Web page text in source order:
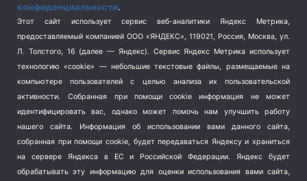
Спорт (740)
Терроризм (1)
Транспорт (262)
Туризм (178)
Флот (76)
Школа и спорт (2)
Экология (8)
Экономика (1172)
конфиденциальности.
Этот сайт использует сервис веб-аналитики Яндекс Метрика,
предоставляемый компанией ООО «ЯНДЕКС», 119021, Россия, Москва, ул.
Л. Толстого, 16 (далее — Яндекс). Сервис Яндекс Метрика использует
технологию «cookie» — небольшие текстовые файлы, размещаемые на
компьютере пользователей с целью анализа их пользовательской
активности.
Собранная при помощи cookie информация не может
идентифицировать вас, однако может помочь нам улучшить работу
нашего сайта. Информация об использовании вами данного сайта,
собранная при помощи cookie, будет передаваться Яндексу и храниться
на сервере Яндекса в ЕС и Российской Федерации. Яндекс будет
обрабатывать эту информацию для оценки использования вами сайта,